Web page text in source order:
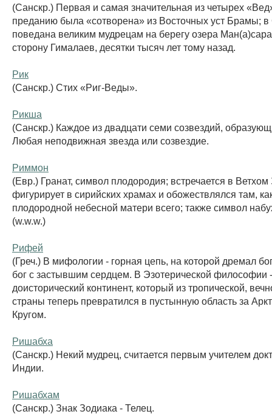
(Санскр.) Первая и самая значительная из четырех
преданию была «сотворена» из Восточных уст Брамы; в
поведана великим мудрецам на берегу озера
сторону Гималаев, десятки тысяч лет тому назад.
Рик
(Санскр.) Стих «Риг-Веды».
Рикша
(Санскр.) Каждое из двадцати семи созвездий,
Любая неподвижная звезда или созвездие.
Риммон
(Евр.) Гранат, символ плодородия; встречается в Ветхом
фигурирует в сирийских храмах и обожествлялся там,
плодородной небесной матери всего; также символ
(w.w.w.)
Рифей
(Греч.) В мифологии - горная цепь, на которой дремал
бог с застывшим сердцем. В Эзотерической философии
доисторический континент, который из тропической,
страны теперь превратился в пустынную область за
Кругом.
Ришабха
(Санскр.) Некий мудрец, считается первым учителем
Индии.
Ришабхам
(Санскр.) Знак Зодиака - Телец.